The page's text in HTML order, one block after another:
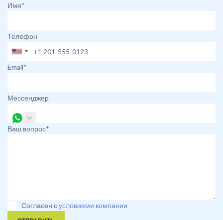
Имя*
Телефон
Email*
Мессенджер
Ваш вопрос*
Согласен сусловиями компании